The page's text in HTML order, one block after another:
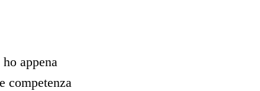
appena
competenza